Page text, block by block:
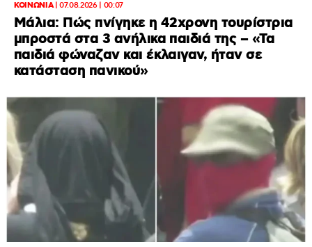
ΚΟΙΝΩΝΙΑ|07.08.2026 | 00:07
Μάλια: Πώς πνίγηκε η 42χρονη τουρίστρια
μπροστά στα 3 ανήλικα παιδιά της – «Τα
παιδιά φώναζαν και έκλαιγαν, ήταν σε
κατάσταση πανικού»